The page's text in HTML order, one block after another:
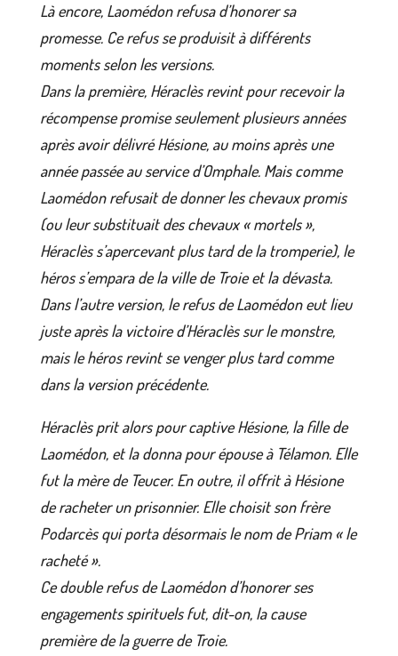
Là encore, Laomédon refusa d’honorer sa
promesse. Ce refus se produisit à différents
moments selon les versions.
Dans la première, Héraclès revint pour recevoir la
récompense promise seulement plusieurs années
après avoir délivré Hésione, au moins après une
année passée au service d’Omphale. Mais comme
Laomédon refusait de donner les chevaux promis
(ou leur substituait des chevaux « mortels »,
Héraclès s’apercevant plus tard de la tromperie), le
héros s’empara de la ville de Troie et la dévasta.
Dans l’autre version, le refus de Laomédon eut lieu
juste après la victoire d’Héraclès sur le monstre,
mais le héros revint se venger plus tard comme
dans la version précédente.
Héraclès prit alors pour captive Hésione, la fille de
Laomédon, et la donna pour épouse à Télamon. Elle
fut la mère de Teucer. En outre, il offrit à Hésione
de racheter un prisonnier. Elle choisit son frère
Podarcès qui porta désormais le nom de Priam « le
racheté ».
Ce double refus de Laomédon d’honorer ses
engagements spirituels fut, dit-on, la cause
première de la guerre de Troie.